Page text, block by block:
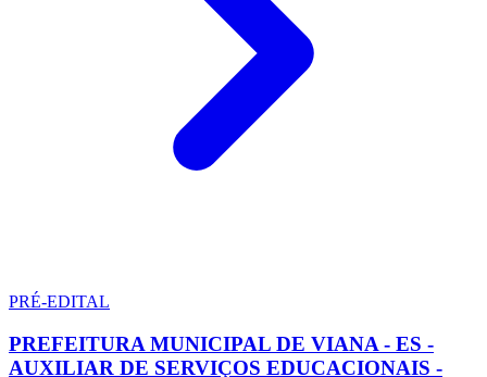
PRÉ-EDITAL
PREFEITURA MUNICIPAL DE VIANA - ES -
AUXILIAR DE SERVIÇOS EDUCACIONAIS -